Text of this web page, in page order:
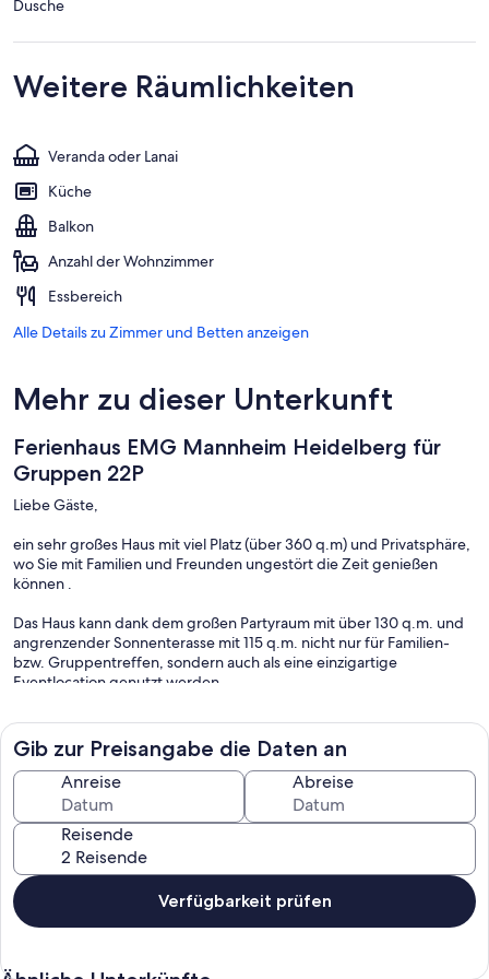
Dusche
Weitere Räumlichkeiten
Veranda oder Lanai
Küche
Balkon
Anzahl der Wohnzimmer
Essbereich
Alle Details zu Zimmer und Betten anzeigen
Mehr zu dieser Unterkunft
Ferienhaus EMG Mannheim Heidelberg für
Gruppen 22P
Liebe Gäste,
ein sehr großes Haus mit viel Platz (über 360 q.m) und Privatsphäre,
wo Sie mit Familien und Freunden ungestört die Zeit genießen
können .
Das Haus kann dank dem großen Partyraum mit über 130 q.m. und
angrenzender Sonnenterasse mit 115 q.m. nicht nur für Familien-
bzw. Gruppentreffen, sondern auch als eine einzigartige
Eventlocation genutzt werden.
Insgesamt 9-Zimmer:
+ Sehr großer Wohnbereich fast 60 q.m (!) mit Küche, Essbereich,
Wohnlandschaft, Schlafsofa und Doppelbett.
+ 2 Doppelschlafzimmer (eins mit Kamin)
+ 1 Familienzimmer mit 1 Doppelbett + 1 Etagenbett
+ 1 Zweibettzimmer mit 1 Schlafsofa
+ 1 Dreibettzimmer
+ 1 Schlafzimmer mit zwei Etagenbetten
+ Badezimmer mit Wanne und WC
+ Badezimmer mit Dusche, WC und Waschmaschine
+ Partyraum 130 q.m. mit Kamin
Gib zur Preisangabe die Daten an
Anreise Abreise
Reisende
Verfügbarkeit prüfen